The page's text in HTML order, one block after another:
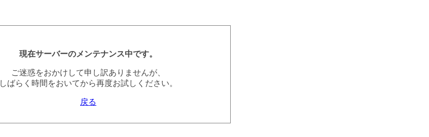
現在サーバーのメンテナンス中です。
ご迷惑をおかけして申し訳ありませんが、
しばらく時間をおいてから再度お試しください。
戻る